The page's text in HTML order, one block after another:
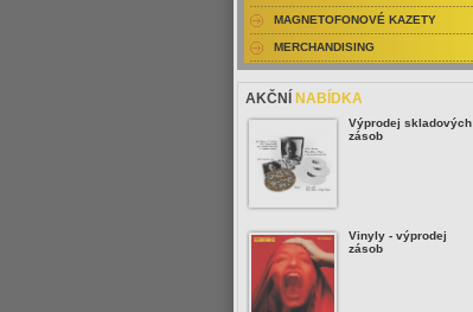
MAGNETOFONOVÉ KAZETY
MERCHANDISING
AKČNÍ NABÍDKA
Výprodej skladových
zásob
Vinyly - výprodej
zásob